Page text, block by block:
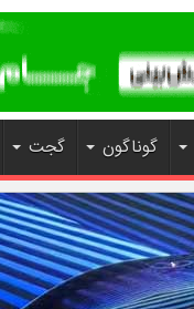
گوناگون گجت